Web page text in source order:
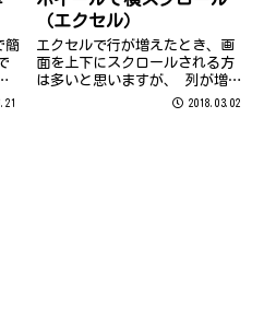
簡
（エクセル）
エクセルで行が増えたとき、画
面を上下にスクロールされる方
は多いと思いますが、 列が増え
たときどのようにされています
2018.03.02